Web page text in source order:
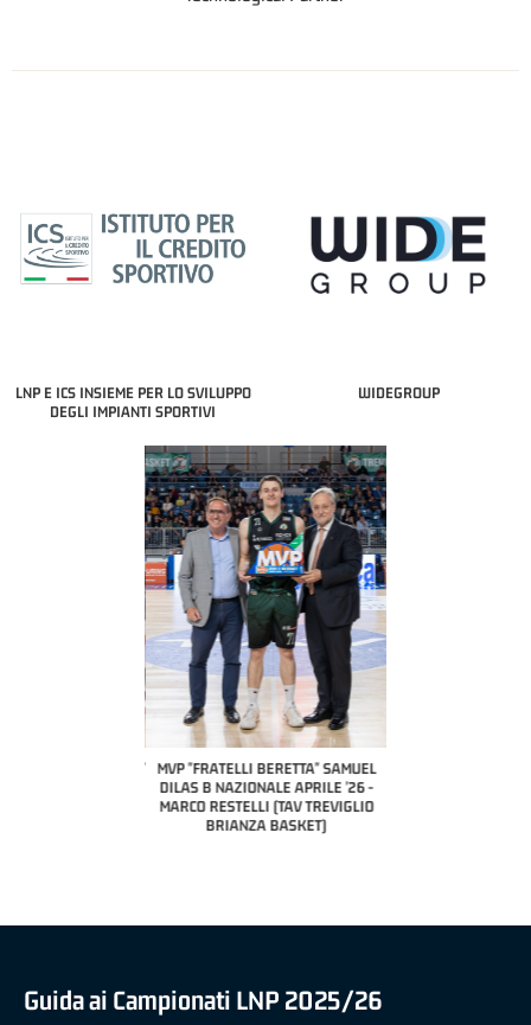
LNP E ICS INSIEME PER LO SVILUPPO
DEGLI IMPIANTI SPORTIVI
WIDEGROUP
MVP "FRATELLI BERETTA" SAMUEL
DILAS B NAZIONALE APRILE '26 -
MARCO RESTELLI (TAV TREVIGLIO
BRIANZA BASKET)
Guida ai Campionati LNP 2025/26